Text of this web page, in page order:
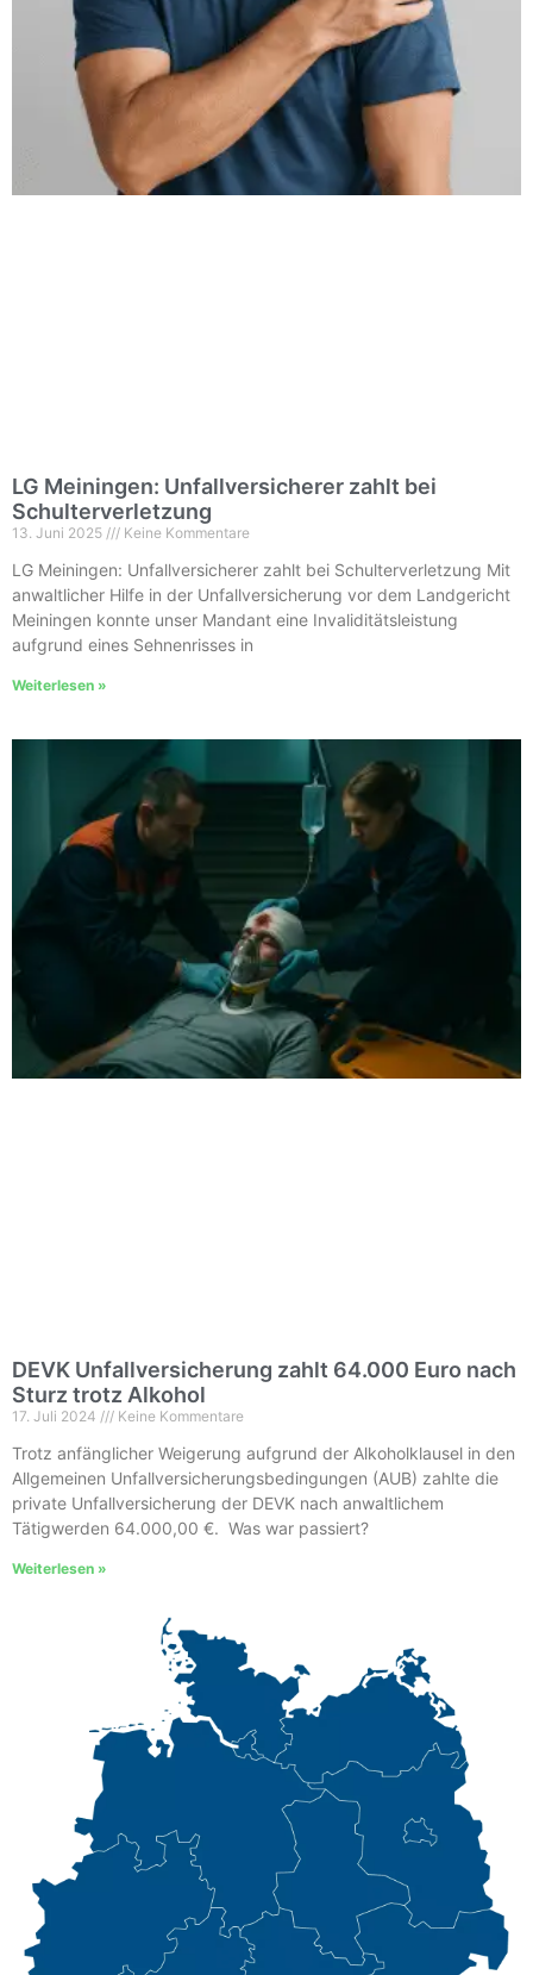
LG Meiningen: Unfallversicherer zahlt bei
Schulterverletzung
13. Juni 2025 Keine Kommentare
LG Meiningen: Unfallversicherer zahlt bei Schulterverletzung Mit
anwaltlicher Hilfe in der Unfallversicherung vor dem Landgericht
Meiningen konnte unser Mandant eine Invaliditätsleistung
aufgrund eines Sehnenrisses in
Weiterlesen »
DEVK Unfallversicherung zahlt 64.000 Euro nach
Sturz trotz Alkohol
17. Juli 2024 Keine Kommentare
Trotz anfänglicher Weigerung aufgrund der Alkoholklausel in den
Allgemeinen Unfallversicherungsbedingungen (AUB) zahlte die
private Unfallversicherung der DEVK nach anwaltlichem
Tätigwerden 64.000,00 €. Was war passiert?
Weiterlesen »